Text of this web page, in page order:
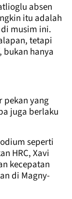
absen
itu adalah
musim ini.
tetapi
hanya
pekan yang
juga berlaku
seperti
HRC, Xavi
kecepatan
di Magny-